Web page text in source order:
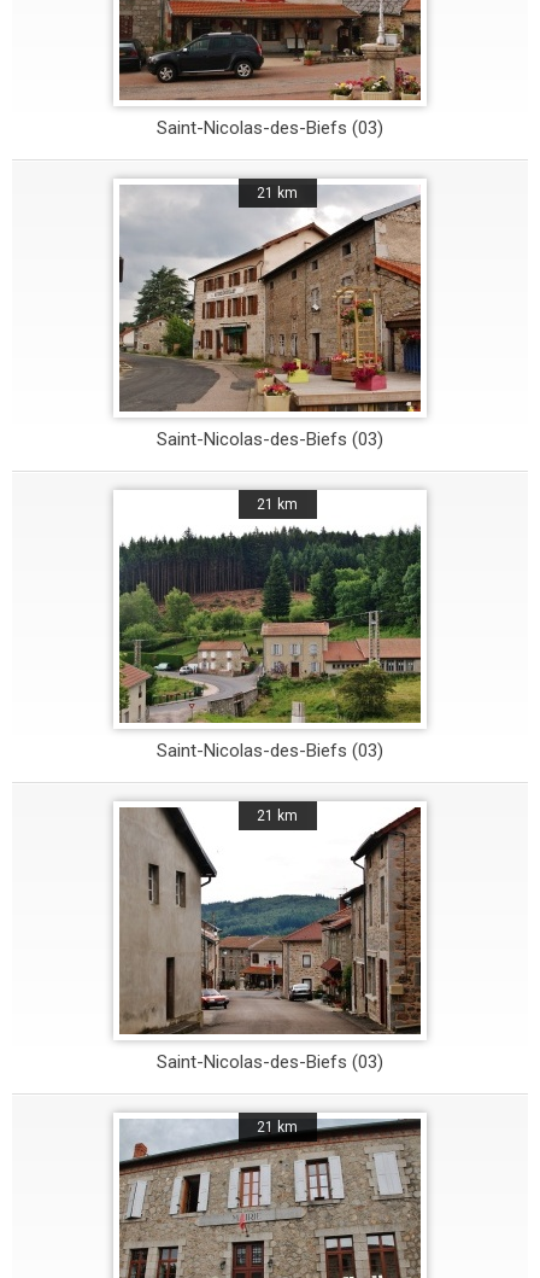
Saint-Nicolas-des-Biefs (03)
21 km
Saint-Nicolas-des-Biefs (03)
21 km
Saint-Nicolas-des-Biefs (03)
21 km
Saint-Nicolas-des-Biefs (03)
21 km